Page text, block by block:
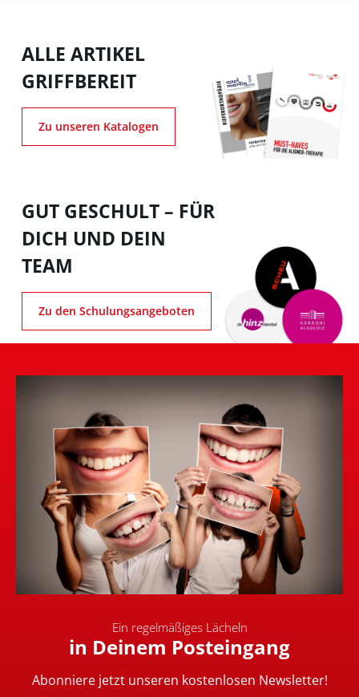
ALLE ARTIKEL
GRIFFBEREIT
Zu unseren Katalogen
GUT GESCHULT – FÜR
DICH UND DEIN
TEAM
Zu den Schulungsangeboten
Ein regelmäßiges Lächeln
in Deinem Posteingang
Abonniere jetzt unseren kostenlosen Newsletter!